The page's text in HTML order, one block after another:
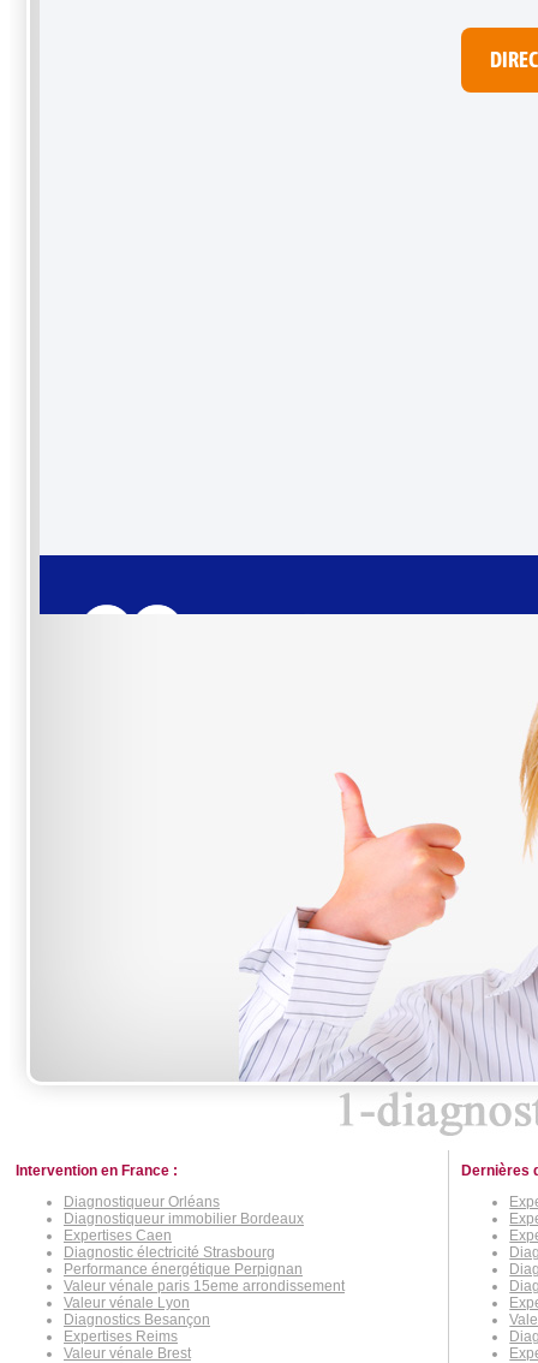
Intervention en France :
Diagnostiqueur Orléans
Diagnostiqueur immobilier Bordeaux
Expertises Caen
Diagnostic électricité Strasbourg
Performance énergétique Perpignan
Valeur vénale paris 15eme arrondissement
Valeur vénale Lyon
Diagnostics Besançon
Expertises Reims
Valeur vénale Brest
Dernières